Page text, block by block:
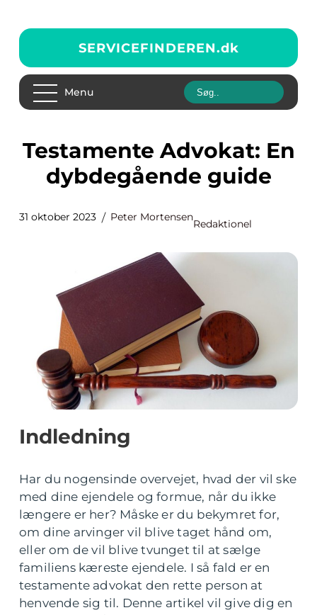
SERVICEFINDEREN.dk
Menu
Testamente Advokat: En
dybdegående guide
31 oktober 2023 Peter Mortensen
Redaktionel
Indledning
Har du nogensinde overvejet, hvad der vil ske
med dine ejendele og formue, når du ikke
længere er her? Måske er du bekymret for,
om dine arvinger vil blive taget hånd om,
eller om de vil blive tvunget til at sælge
familiens kæreste ejendele. I så fald er en
testamente advokat den rette person at
henvende sig til. Denne artikel vil give dig en